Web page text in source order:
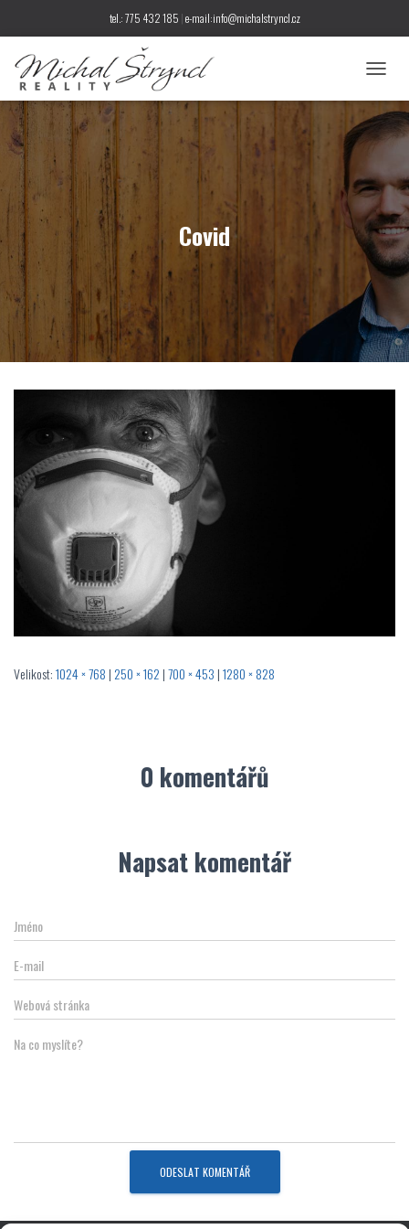
tel.: 775 432 185 |e-mail:info@michalstryncl.cz
Ř
E
P
U
T
N
A
V
I
G
C
I
Covid
Velikost:1024 × 768 | 250 × 162 |700 × 453 |1280 × 828
0 komentářů
Napsat komentář
Jméno
E-mail
Webová stránka
Na co myslíte?